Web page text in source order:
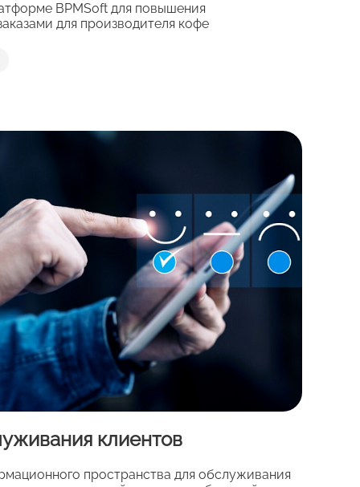
BPMSoft для повышения
для производителя кофе
клиентов
пространства для обслуживания